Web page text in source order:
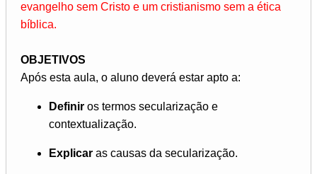
evangelho sem Cristo e um cristianismo sem a ética
bíblica.
OBJETIVOS
Após esta aula, o aluno deverá estar apto a:
Definir os termos secularização e
contextualização.
Explicar as causas da secularização.